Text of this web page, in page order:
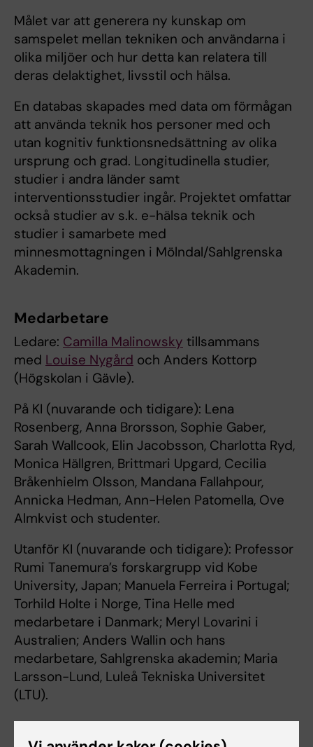
Målet var att generera ny kunskap om
samspelet mellan tekniken och användarna i
olika miljöer och hur detta kan relatera till
deras delaktighet, livsstil och hälsa.
En databas skapades med data om förmågan
att använda teknik hos personer med och
utan kognitiv funktionsnedsättning av olika
ursprung och grad. Longitudinella studier,
studier i andra länder samt
interventionsstudier ingår. Projektet omfattar
också studier av s.k. e-hälsa teknik och
studier i samarbete med
minnesmottagningen i Mölndal/Sahlgrenska
Akademin.
Medarbetare
Ledare: Camilla Malinowsky tillsammans
med Louise Nygård och Anders Kottorp
(Högskolan i Gävle).
På KI (nuvarande och tidigare): Lena
Rosenberg, Anna Brorsson, Sophie Gaber,
Sarah Wallcook, Elin Jacobsson, Charlotta Ryd,
Monica Hällgren, Brittmari Upgard, Cecilia
Bråkenhielm Olsson, Mandana Fallahpour,
Annicka Hedman, Ann-Helen Patomella, Ove
Almkvist och studenter.
Utanför KI (nuvarande och tidigare): Professor
Rumi Tanemura’s forskargrupp vid Kobe
University, Japan; Manuela Ferreira i Portugal;
Torhild Holte i Norge, Tina Helle med
medarbetare i Danmark; Meryl Lovarini i
Australien; Anders Wallin och hans
medarbetare, Sahlgrenska akademin; Maria
Larsson-Lund, Luleå Tekniska Universitet
(LTU).